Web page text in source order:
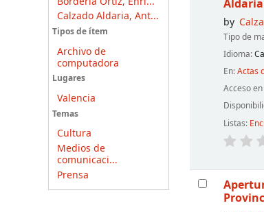
Calzado Aldaria, Ant...
Tipos de ítem
Archivo de
computadora
Lugares
Valencia
Temas
Cultura
Medios de
comunicaci...
Prensa
Aldaria
by
Tipo de
Idioma:
En:Actas
Acceso
Listas: